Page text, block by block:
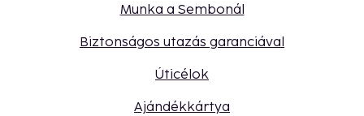
Munka a Sembonál
Biztonságos utazás garanciával
Úticélok
Ajándékkártya